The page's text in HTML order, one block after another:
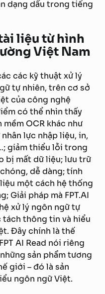
dạng dấu trong tiếng
liệu từ hình
Việt Nam
các kỹ thuật xử lý
tự nhiên, trên cơ sở
của công nghệ
có thể nhìn thấy
OCR khác như
lực nhập liệu, in,
giảm thiểu lỗi trong
bị mất dữ liệu; lưu trữ
dễ dàng; tính
một cách hệ thống
Giải pháp mà FPT.AI
xử lý ngôn ngữ tự
tách thông tin và hiểu
Đây chính là thế
AI Read nói riêng
sản phẩm tương
giới – đó là sản
ngôn ngữ Việt.